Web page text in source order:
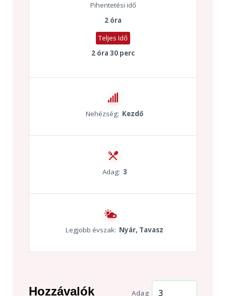
Pihentetési idő
2 óra
Teljes Idő
2 óra 30 perc
Nehézség: Kezdő
Adag: 3
Legjobb évszak: Nyár, Tavasz
Hozzávalók Adag